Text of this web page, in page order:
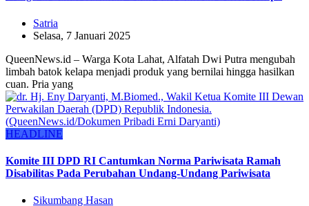
Satria
Selasa, 7 Januari 2025
QueenNews.id – Warga Kota Lahat, Alfatah Dwi Putra mengubah
limbah batok kelapa menjadi produk yang bernilai hingga hasilkan
cuan. Pria yang
HEADLINE
Komite III DPD RI Cantumkan Norma Pariwisata Ramah
Disabilitas Pada Perubahan Undang-Undang Pariwisata
Sikumbang Hasan